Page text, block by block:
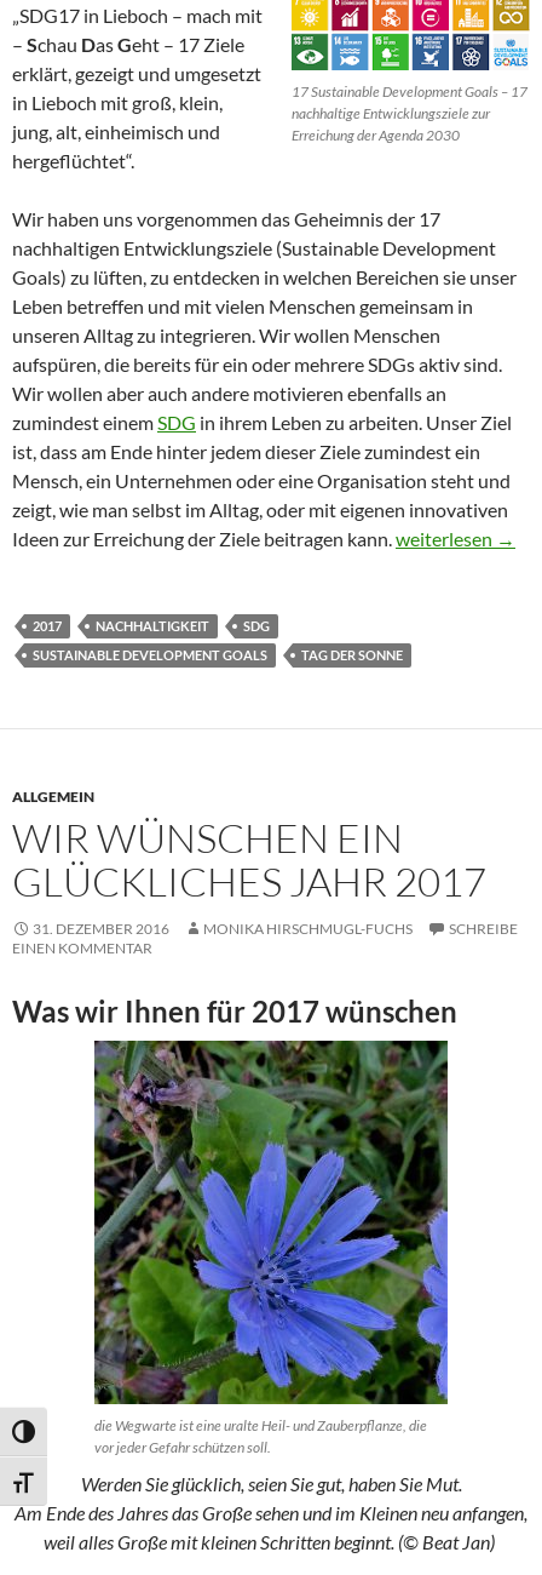
UMSCHALTEN AUF HOHE KONTRASTE
SCHRIFT VERGRÖSSERN
17 Sustainable Development Goals – 17
nachhaltige Entwicklungsziele zur
Erreichung der Agenda 2030
„SDG17 in Lieboch – mach mit
– Schau DasGeht – 17 Ziele
erklärt, gezeigt und umgesetzt
in Lieboch mit groß, klein,
jung, alt, einheimisch und
hergeflüchtet“.
Wir haben uns vorgenommen das Geheimnis der 17
nachhaltigen Entwicklungsziele (Sustainable Development
Goals) zu lüften, zu entdecken in welchen Bereichen sie unser
Leben betreffen und mit vielen Menschen gemeinsam in
unseren Alltag zu integrieren. Wir wollen Menschen
aufspüren, die bereits für ein oder mehrere SDGs aktiv sind.
Wir wollen aber auch andere motivieren ebenfalls an
zumindest einemSDG in ihrem Leben zu arbeiten. Unser Ziel
ist, dass am Ende hinter jedem dieser Ziele zumindest ein
Mensch, ein Unternehmen oder eine Organisation steht und
zeigt, wie man selbst im Alltag, oder mit eigenen innovativen
Ideen zur Erreichung der Ziele beitragen kann.SDG17 in
weiterlesen →
2017 NACHHALTIGKEIT
SDG
SUSTAINABLE DEVELOPMENT GOALS
TAG DER SONNE
ALLGEMEIN
WIR WÜNSCHEN EIN
GLÜCKLICHES JAHR 2017
31. DEZEMBER 2016 MONIKA HIRSCHMUGL-FUCHS
SCHREIBE
EINEN KOMMENTAR
Was wir Ihnen für 2017 wünschen
die Wegwarte ist eine uralte Heil- und Zauberpflanze, die
vor jeder Gefahr schützen soll.
Werden Sie glücklich, seien Sie gut, haben Sie Mut.
Am Ende des Jahres das Große sehen und im Kleinen neu anfangen,
weil alles Große mit kleinen Schritten beginnt. (© Beat Jan)